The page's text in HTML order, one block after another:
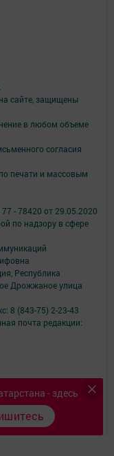
- здесь
сайте, защищены
в любом объеме
согласия
печати и массовым
- 78420 от 29.05.2020
по надзору в сфере
Республика
Дрожжаное улица
8 (843-75) 2-23-43
почта редакции:
сервисов и
браузера.